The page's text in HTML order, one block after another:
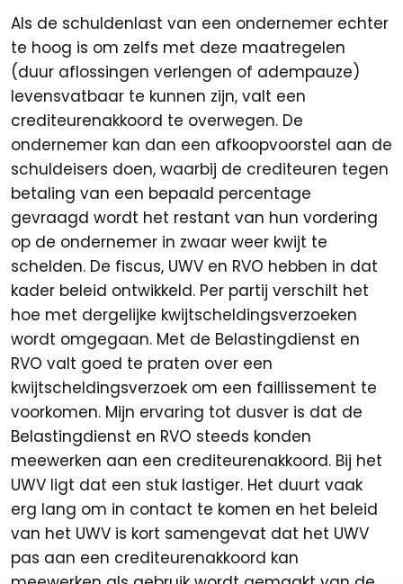
Als de schuldenlast van een ondernemer echter
te hoog is om zelfs met deze maatregelen
(duur aflossingen verlengen of adempauze)
levensvatbaar te kunnen zijn, valt een
crediteurenakkoord te overwegen. De
ondernemer kan dan een afkoopvoorstel aan de
schuldeisers doen, waarbij de crediteuren tegen
betaling van een bepaald percentage
gevraagd wordt het restant van hun vordering
op de ondernemer in zwaar weer kwijt te
schelden. De fiscus, UWV en RVO hebben in dat
kader beleid ontwikkeld. Per partij verschilt het
hoe met dergelijke kwijtscheldingsverzoeken
wordt omgegaan. Met de Belastingdienst en
RVO valt goed te praten over een
kwijtscheldingsverzoek om een faillissement te
voorkomen. Mijn ervaring tot dusver is dat de
Belastingdienst en RVO steeds konden
meewerken aan een crediteurenakkoord. Bij het
UWV ligt dat een stuk lastiger. Het duurt vaak
erg lang om in contact te komen en het beleid
van het UWV is kort samengevat dat het UWV
pas aan een crediteurenakkoord kan